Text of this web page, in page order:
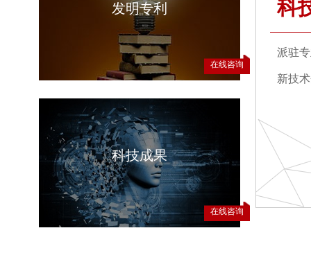
在线咨询
发明专利
在线咨询
科技成果
科
派驻
新技